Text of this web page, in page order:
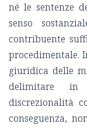
né le sentenze
senso
contribuente
procedimentale.
giuridica delle
delimitare
discrezionalità
conseguenza,